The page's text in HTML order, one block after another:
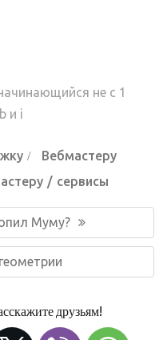
не с 1
и i
Вебмастеру
сервисы
Муму?
друзьям!